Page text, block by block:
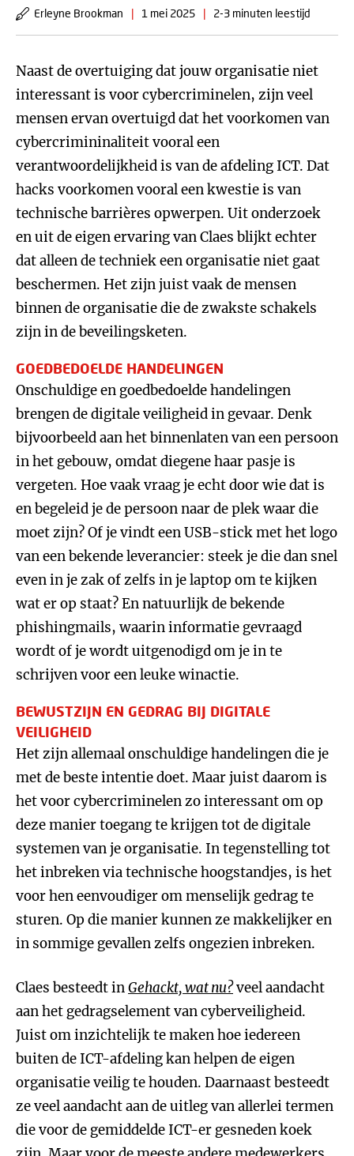
Erleyne Brookman | 1 mei 2025 | 2-3 minuten leestijd
Naast de overtuiging dat jouw organisatie niet
interessant is voor cybercriminelen, zijn veel
mensen ervan overtuigd dat het voorkomen van
cybercrimininaliteit vooral een
verantwoordelijkheid is van de afdeling ICT. Dat
hacks voorkomen vooral een kwestie is van
technische barrières opwerpen. Uit onderzoek
en uit de eigen ervaring van Claes blijkt echter
dat alleen de techniek een organisatie niet gaat
beschermen. Het zijn juist vaak de mensen
binnen de organisatie die de zwakste schakels
zijn in de beveilingsketen.
GOEDBEDOELDE HANDELINGEN
Onschuldige en goedbedoelde handelingen
brengen de digitale veiligheid in gevaar. Denk
bijvoorbeeld aan het binnenlaten van een persoon
in het gebouw, omdat diegene haar pasje is
vergeten. Hoe vaak vraag je echt door wie dat is
en begeleid je de persoon naar de plek waar die
moet zijn? Of je vindt een USB-stick met het logo
van een bekende leverancier: steek je die dan snel
even in je zak of zelfs in je laptop om te kijken
wat er op staat? En natuurlijk de bekende
phishingmails, waarin informatie gevraagd
wordt of je wordt uitgenodigd om je in te
schrijven voor een leuke winactie.
BEWUSTZIJN EN GEDRAG BIJ DIGITALE
VEILIGHEID
Het zijn allemaal onschuldige handelingen die je
met de beste intentie doet. Maar juist daarom is
het voor cybercriminelen zo interessant om op
deze manier toegang te krijgen tot de digitale
systemen van je organisatie. In tegenstelling tot
het inbreken via technische hoogstandjes, is het
voor hen eenvoudiger om menselijk gedrag te
sturen. Op die manier kunnen ze makkelijker en
in sommige gevallen zelfs ongezien inbreken.
Claes besteedt inGehackt, wat nu?veel aandacht
aan het gedragselement van cyberveiligheid.
Juist om inzichtelijk te maken hoe iedereen
buiten de ICT-afdeling kan helpen de eigen
organisatie veilig te houden. Daarnaast besteedt
ze veel aandacht aan de uitleg van allerlei termen
die voor de gemiddelde ICT-er gesneden koek